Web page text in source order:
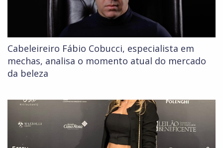
Cabeleireiro Fábio Cobucci, especialista em
mechas, analisa o momento atual do mercado
da beleza